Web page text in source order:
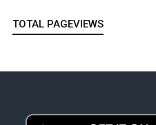
TOTAL PAGEVIEWS